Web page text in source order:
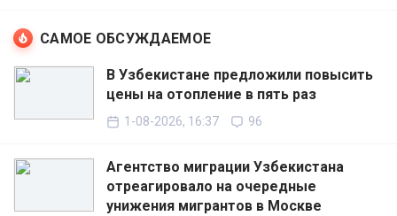
САМОЕ ОБСУЖДАЕМОЕ
В Узбекистане предложили повысить
цены на отопление в пять раз
1-08-2026, 16:37 96
Агентство миграции Узбекистана
отреагировало на очередные
унижения мигрантов в Москве